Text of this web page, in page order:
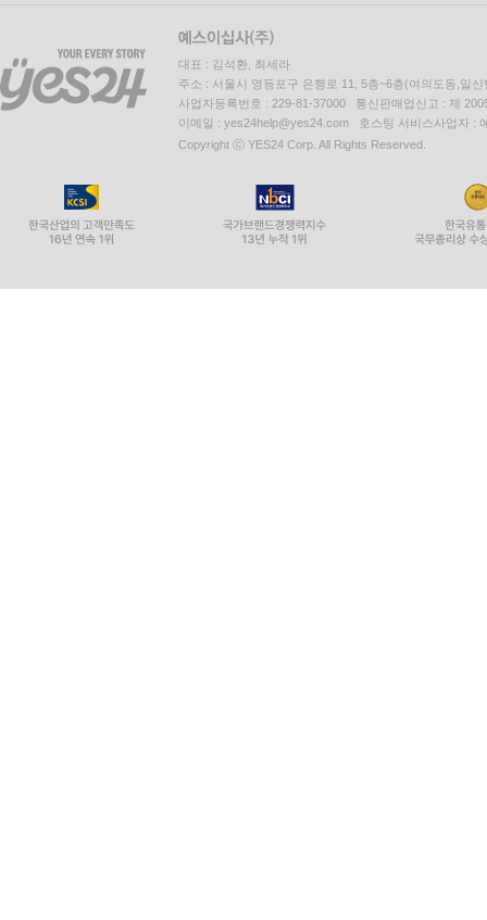
대표 : 김석환, 최세라
주소 : 서울시 영등포구 은행로 11, 5층~6층(여의도동,일신
사업자등록번호 : 229-81-37000 통신판매업신고 : 제
이메일 : yes24help@yes24.com 호스팅 서비스사업자 :
Copyright ⓒ YES24 Corp. All Rights Reserved.